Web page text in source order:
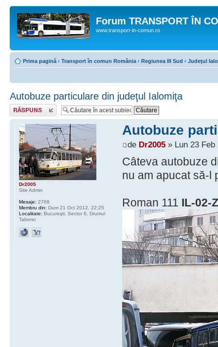
Forum TRANSPORT ÎN
www.transport-in-comun.ro
Prima pagină ‹ Transport în comun România ‹ Regiunea III Sud ‹ Judeţul
Autobuze particulare din judeţul Ialomiţa
Răspunde
Autobuze
de Dr2005» Lun 23 Feb
Câteva autobuze
nu am apucat să-l
Roman 111 IL-02-
Dr2005
Site Admin
Mesaje: 2768
Membru din: Dum 21 Oct 2012, 22:25
Localitate: Bucureşti, Sector 6, Drumul
Taberei